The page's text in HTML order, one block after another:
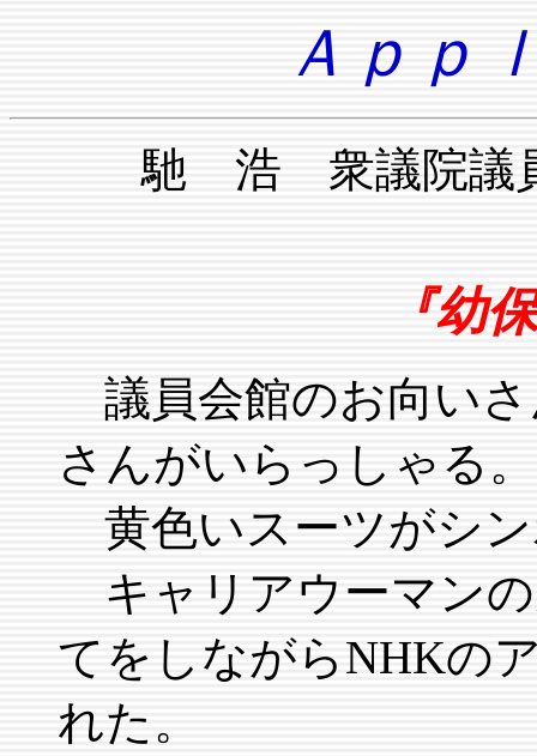
Ａｐｐ
馳 浩 衆議院
『幼
議員会館のお向いさ
さんがいらっしゃる。
黄色いスーツがシ
キャリアウーマン
てをしながらNHKの
れた。